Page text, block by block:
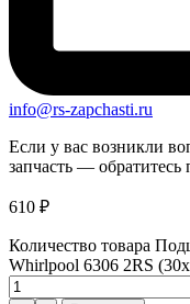
info@rs-zapchasti.ru
Если у вас возникли
запчасть —
610 ₽
Количество товара
Whirlpool 6306 2RS